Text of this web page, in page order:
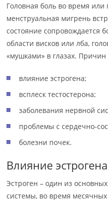
Головная боль во время или
менструальная мигрень
состояние
области висков или лба,
«мушками» в глазах.
влияние эстрогена;
всплеск тестостерона;
заболевания нервной
проблемы с сердечно-
болезни почек.
Влияние эстрогена
Эстроген – один из
системы, во время